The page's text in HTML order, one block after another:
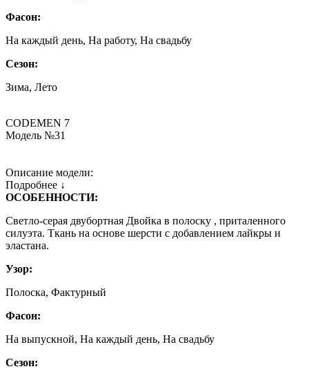
Фасон:
На каждый день, На работу, На свадьбу
Сезон:
Зима, Лето
CODEMEN 7
Модель №31
Описание модели:
Подробнее ↓
ОСОБЕННОСТИ:
Светло-серая двубортная Двойка в полоску , приталенного
силуэта. Ткань на основе шерсти с добавлением лайкры и
эластана.
Узор:
Полоска, Фактурный
Фасон:
На выпускной, На каждый день, На свадьбу
Сезон: